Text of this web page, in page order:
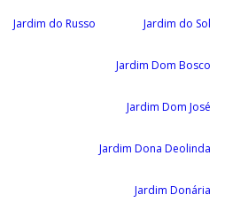
Jardim do Russo Jardim do Sol
Jardim Dom Bosco
Jardim Dom José
Jardim Dona Deolinda
Jardim Donária